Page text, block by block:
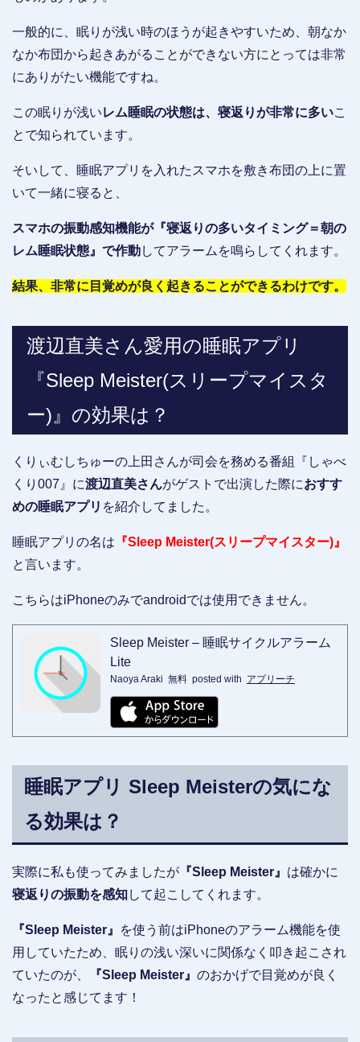
一般的に、眠りが浅い時のほうが起きやすいため、朝なか
なか布団から起きあがることができない方にとっては非常
にありがたい機能ですね。
この眠りが浅いレム睡眠の状態は、寝返りが非常に多いこ
とで知られています。
そいして、睡眠アプリを入れたスマホを敷き布団の上に置
いて一緒に寝ると、
スマホの振動感知機能が『寝返りの多いタイミング＝朝の
レム睡眠状態』で作動してアラームを鳴らしてくれます。
結果、非常に目覚めが良く起きることができるわけです。
渡辺直美さん愛用の睡眠アプリ
『Sleep Meister(スリープマイスタ
ー)』の効果は？
くりぃむしちゅーの上田さんが司会を務める番組『しゃべ
くり007』に渡辺直美さんがゲストで出演した際におすす
めの睡眠アプリ を紹介してました。
睡眠アプリの名は 『Sleep Meister(スリープマイスター)』
と言います。
こちらはiPhoneのみでandroidでは使用できません。
Sleep Meister – 睡眠サイクルアラーム
Lite
Naoya Araki 無料 posted with アプリーチ
睡眠アプリ Sleep Meisterの気にな
る効果は？
実際に私も使ってみましたが 『Sleep Meister』 は確かに
寝返りの振動を感知して起こしてくれます。
『Sleep Meister』
を使う前はiPhoneのアラーム機能を使
用していたため、眠りの浅い深いに関係なく叩き起こされ
ていたのが、
『Sleep Meister』 のおかげで目覚めが良く
なったと感じてます！